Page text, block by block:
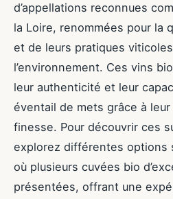
d’appellations reconnues
la Loire, renommées pour la
et de leurs pratiques
l’environnement. Ces vins
leur authenticité et leur
éventail de mets grâce à
finesse. Pour découvrir ces
explorez différentes options
où plusieurs cuvées bio
présentées, offrant une